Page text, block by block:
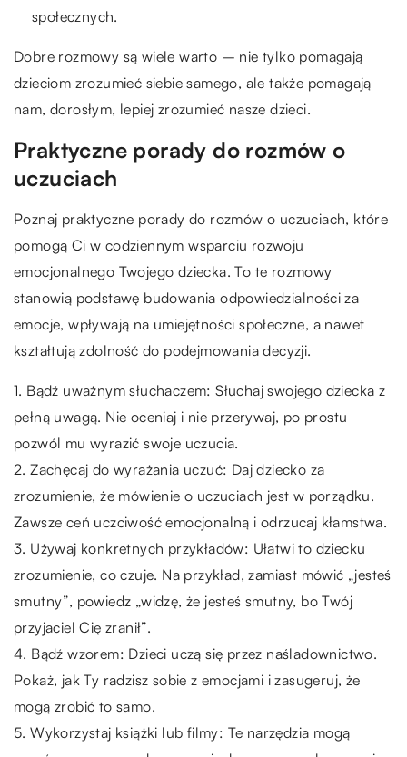
społecznych.
Dobre rozmowy są wiele warto – nie tylko pomagają
dzieciom zrozumieć siebie samego, ale także pomagają
nam, dorosłym, lepiej zrozumieć nasze dzieci.
Praktyczne porady do rozmów o
uczuciach
Poznaj praktyczne porady do rozmów o uczuciach, które
pomogą Ci w codziennym wsparciu rozwoju
emocjonalnego Twojego dziecka. To te rozmowy
stanowią podstawę budowania odpowiedzialności za
emocje, wpływają na umiejętności społeczne, a nawet
kształtują zdolność do podejmowania decyzji.
1. Bądź uważnym słuchaczem: Słuchaj swojego dziecka z
pełną uwagą. Nie oceniaj i nie przerywaj, po prostu
pozwól mu wyrazić swoje uczucia.
2. Zachęcaj do wyrażania uczuć: Daj dziecko za
zrozumienie, że mówienie o uczuciach jest w porządku.
Zawsze ceń uczciwość emocjonalną i odrzucaj kłamstwa.
3. Używaj konkretnych przykładów: Ułatwi to dziecku
zrozumienie, co czuje. Na przykład, zamiast mówić „jesteś
smutny”, powiedz „widzę, że jesteś smutny, bo Twój
przyjaciel Cię zranił”.
4. Bądź wzorem: Dzieci uczą się przez naśladownictwo.
Pokaż, jak Ty radzisz sobie z emocjami i zasugeruj, że
mogą zrobić to samo.
5. Wykorzystaj książki lub filmy: Te narzędzia mogą